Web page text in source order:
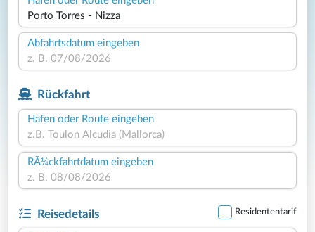
Abfahrtsdatum eingeben
Rückfahrt
Hafen oder Route eingeben
RÃ¼ckfahrtdatum eingeben
Reisedetails Residententarif